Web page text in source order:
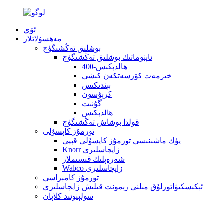
ئۆي
مەھسۇلاتلار
بوشلىق تەڭشىگۈچ
ئاپتوماتىك بوشلىق تەڭشىگۈچ
400-ھالدېكىس
خىزمەت كۆرسەتكەن كىشى
بېندىكىس
كرېۋسون
گۇنىت
ھالدېكىس
قولدا بوشاش تەڭشىگۈچ
تورمۇز كاپسۇلى
يۈك ماشىنىسى تورمۇز كاپسۇلى قېپى
Knorr زاپچاسلىرى
شەرەپلىك قىسىملار
Wabco زاپچاسلىرى
تورمۇز كامېراسى
ئېكىسكىۋاتورلۇق مىلنى رېمونت قىلىش زاپچاسلىرى
سولېنوئىد كلاپان